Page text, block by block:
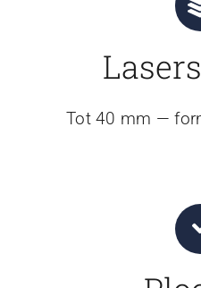
Tot 40 mm —